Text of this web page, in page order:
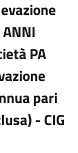
PA
pari
- CIG